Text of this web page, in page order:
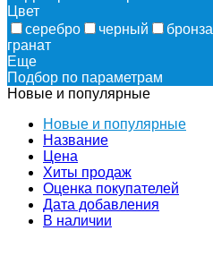
Цвет
серебро
черный бронза
гранат
Еще
Подбор по параметрам
Новые и популярные
Новые и популярные
Название
Цена
Хиты продаж
Оценка покупателей
Дата добавления
В наличии